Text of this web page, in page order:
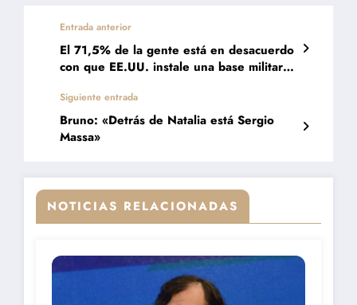
Entrada anterior
El 71,5% de la gente está en desacuerdo
con que EE.UU. instale una base militar
Siguiente entrada
Bruno: «Detrás de Natalia está Sergio
Massa»
NOTICIAS RELACIONADAS